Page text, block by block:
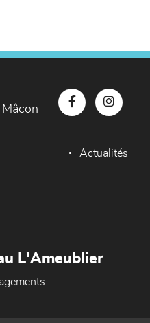
Actualités
L'Ameublier